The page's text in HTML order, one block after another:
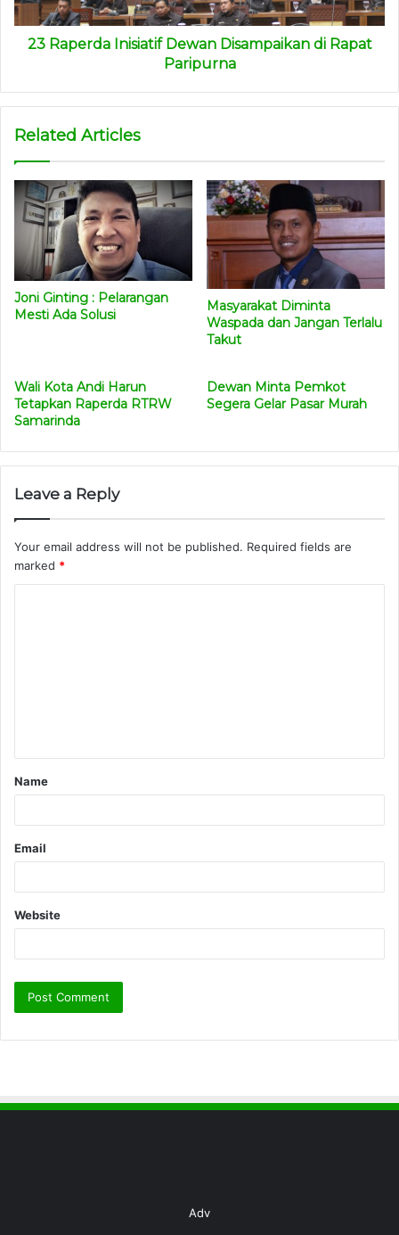
23 Raperda Inisiatif Dewan Disampaikan di Rapat
Paripurna
Related Articles
Joni Ginting : Pelarangan
Mesti Ada Solusi
Masyarakat Diminta
Waspada dan Jangan Terlalu
Takut
Wali Kota Andi Harun
Tetapkan Raperda RTRW
Samarinda
Dewan Minta Pemkot
Segera Gelar Pasar Murah
Leave a Reply
Your email address will not be published. Required fields are
marked *
t
*
Name
Email
Website
Adv